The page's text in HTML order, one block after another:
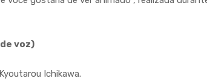
voz)
Ichikawa.